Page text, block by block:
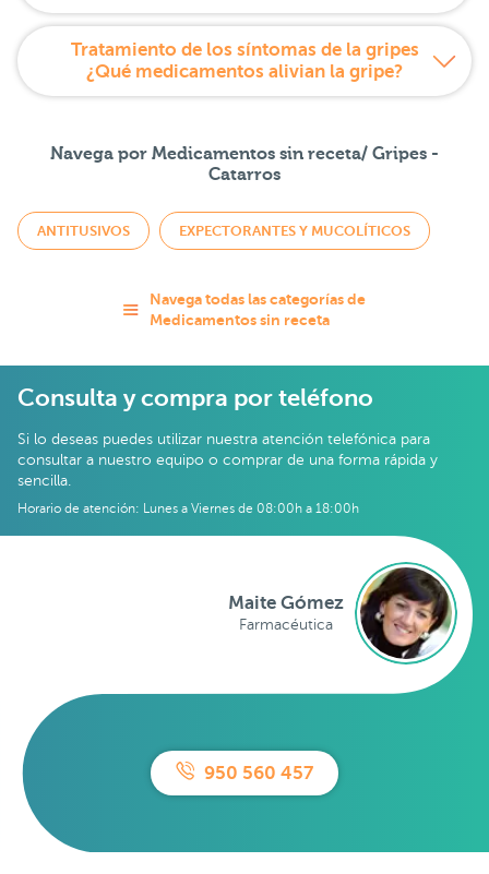
Tratamiento de los síntomas de la gripes
¿Qué medicamentos alivian la gripe?
Navega por Medicamentos sin receta/ Gripes -
Catarros
ANTITUSIVOS EXPECTORANTES Y MUCOLÍTICOS
Navega todas las categorías de
Medicamentos sin receta
Consulta y compra por teléfono
Si lo deseas puedes utilizar nuestra atención telefónica para
consultar a nuestro equipo o comprar de una forma rápida y
sencilla.
Horario de atención: Lunes a Viernes de 08:00h a 18:00h
950 560 457
Maite Gómez
Farmacéutica